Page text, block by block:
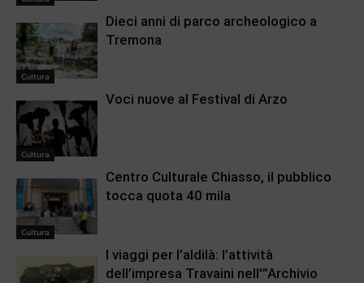
Cultura
Dieci anni di parco archeologico a
Tremona
Cultura
Voci nuove al Festival di Arzo
Cultura
Centro Culturale Chiasso, il pubblico
tocca quota 40 mila
I viaggi per l’aldilà: l’attività
dell’impresa Travaini nell'”Archivio